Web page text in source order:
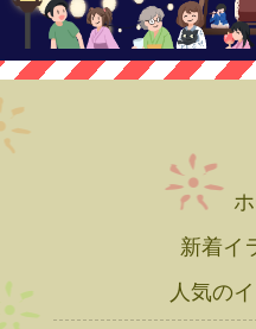
新着イ
人気の